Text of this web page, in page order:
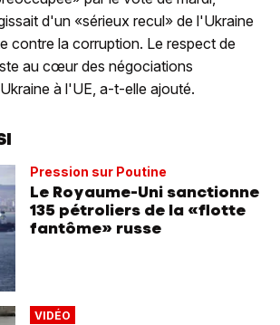
d'un «sérieux recul» de l'Ukraine
contre la corruption. Le respect de
au cœur des négociations
à l'UE, a-t-elle ajouté.
Pression sur Poutine
Le Royaume-Uni sanctionne
135 pétroliers de la «flotte
fantôme» russe
VIDÉO